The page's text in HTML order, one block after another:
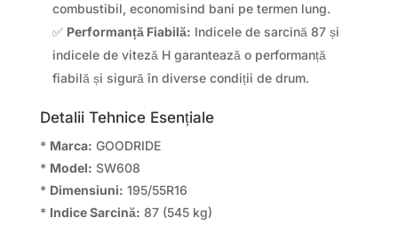
combustibil, economisind bani pe termen lung.
✅ Performanță Fiabilă: Indicele de sarcină 87 și
indicele de viteză H garantează o performanță
fiabilă și sigură în diverse condiții de drum.
Detalii Tehnice Esențiale
* Marca: GOODRIDE
* Model: SW608
* Dimensiuni: 195/55R16
* Indice Sarcină: 87 (545 kg)